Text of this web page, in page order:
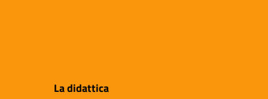
La didattica